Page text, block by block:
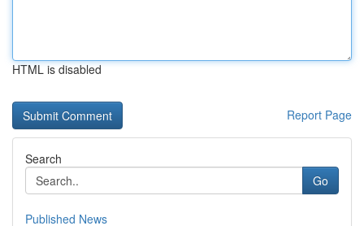
HTML is disabled
Report Page
Search
Go
Published News